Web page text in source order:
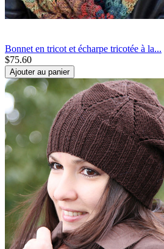
Bonnet en tricot et écharpe tricotée à la...
$75.60
Ajouter au panier